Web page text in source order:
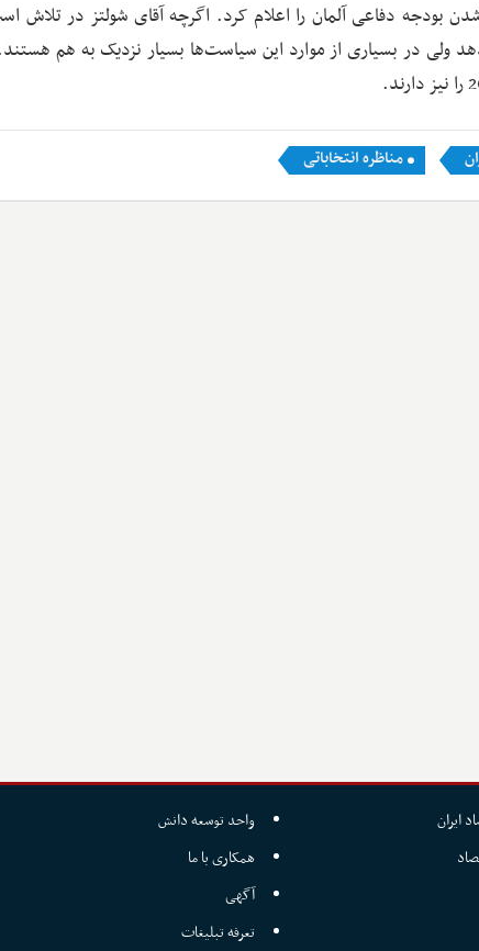
بودجه دفاعی آلمان را اعلام کرد. اگرچه آقای شولتز در تلاش
در بسیاری از موارد این سیاست‌ها بسیار نزدیک به هم
مناظره انتخاباتی
ایران
واحد توسعه دانش
همکاری با ما
آگهی
تعرفه تبلیغات